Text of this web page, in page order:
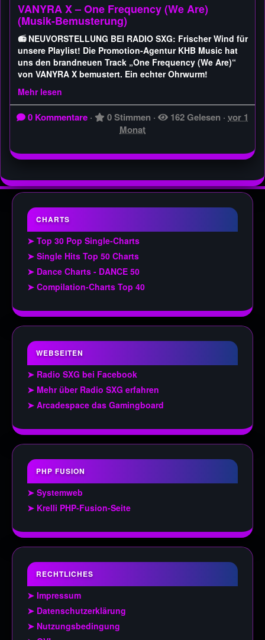
VANYRA X – One Frequency (We Are)
(Musik-Bemusterung)
📻 NEUVORSTELLUNG BEI RADIO SXG: Frischer Wind für
unsere Playlist! Die Promotion-Agentur KHB Music hat
uns den brandneuen Track „One Frequency (We Are)“
von VANYRA X bemustert. Ein echter Ohrwurm!
Mehr lesen
0 Kommentare · 0 Stimmen · 162 Gelesen · vor 1
Monat
CHARTS
➤ Top 30 Pop Single-Charts
➤ Single Hits Top 50 Charts
➤ Dance Charts - DANCE 50
➤ Compilation-Charts Top 40
WEBSEITEN
➤ Radio SXG bei Facebook
➤ Mehr über Radio SXG erfahren
➤ Arcadespace das Gamingboard
PHP FUSION
➤ Systemweb
➤ Krelli PHP-Fusion-Seite
RECHTLICHES
➤ Impressum
➤ Datenschutzerklärung
➤ Nutzungsbedingung